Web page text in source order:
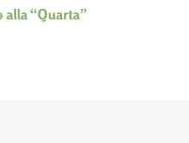
alla “Quarta”